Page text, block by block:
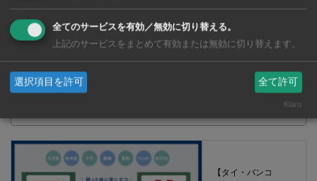
【タイ・バンコク】 マルシェトンロー内の「TOPS」で買える薬
【タイ・バンコ
全てのサービスを有効／無効に切り替える。
上記のサービスをまとめて有効または無効に切り替えます。
選択項目を許可 全て許可
Klaro